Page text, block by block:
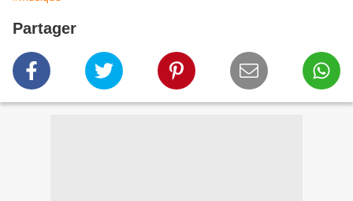
Partager